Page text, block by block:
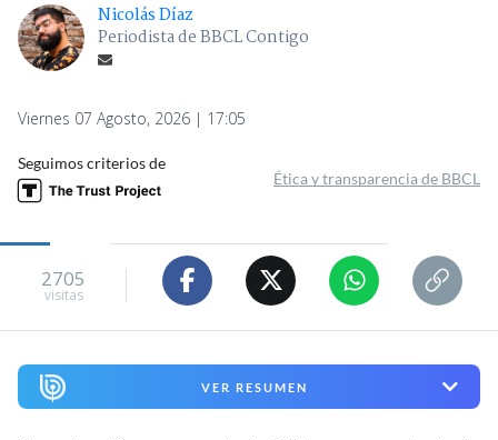
Nicolás Díaz
Periodista de BBCL Contigo
Viernes 07 Agosto, 2026 | 17:05
Seguimos criterios de
Ética y transparencia de BBCL
2705
visitas
VER RESUMEN